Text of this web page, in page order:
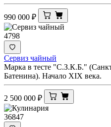
990 000 ₽
4798
Сервиз чайный
Марка в тесте "С.З.К.Б."
Батенина). Начало XIX века.
2 500 000 ₽
36847